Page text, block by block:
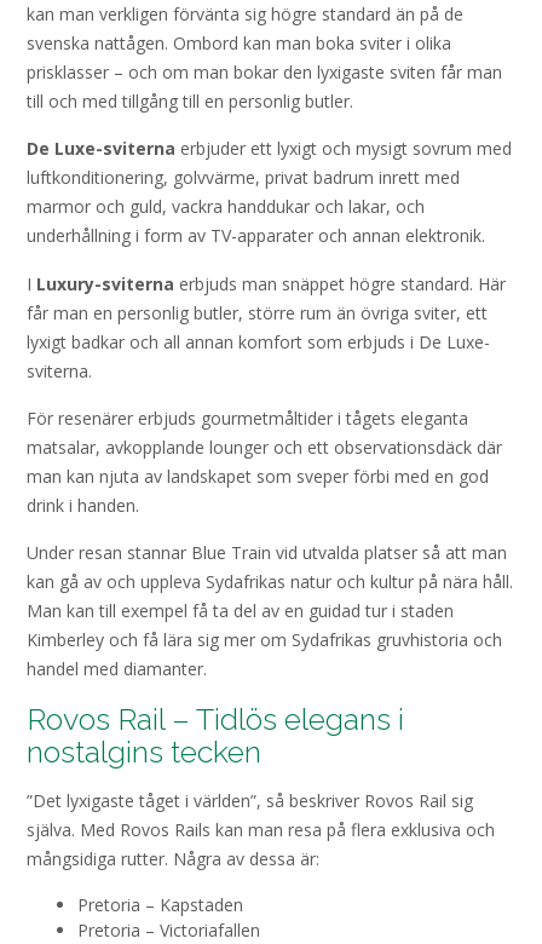
kan man verkligen förvänta sig högre standard än på de
svenska nattågen. Ombord kan man boka sviter i olika
prisklasser – och om man bokar den lyxigaste sviten får man
till och med tillgång till en personlig butler.
De Luxe-sviterna erbjuder ett lyxigt och mysigt sovrum med
luftkonditionering, golvvärme, privat badrum inrett med
marmor och guld, vackra handdukar och lakar, och
underhållning i form av TV-apparater och annan elektronik.
I Luxury-sviterna erbjuds man snäppet högre standard. Här
får man en personlig butler, större rum än övriga sviter, ett
lyxigt badkar och all annan komfort som erbjuds i De Luxe-
sviterna.
För resenärer erbjuds gourmetmåltider i tågets eleganta
matsalar, avkopplande lounger och ett observationsdäck där
man kan njuta av landskapet som sveper förbi med en god
drink i handen.
Under resan stannar Blue Train vid utvalda platser så att man
kan gå av och uppleva Sydafrikas natur och kultur på nära håll.
Man kan till exempel få ta del av en guidad tur i staden
Kimberley och få lära sig mer om Sydafrikas gruvhistoria och
handel med diamanter.
Rovos Rail – Tidlös elegans i
nostalgins tecken
”Det lyxigaste tåget i världen”, så beskriver Rovos Rail sig
själva. Med Rovos Rails kan man resa på flera exklusiva och
mångsidiga rutter. Några av dessa är:
Pretoria – Kapstaden
Pretoria – Victoriafallen